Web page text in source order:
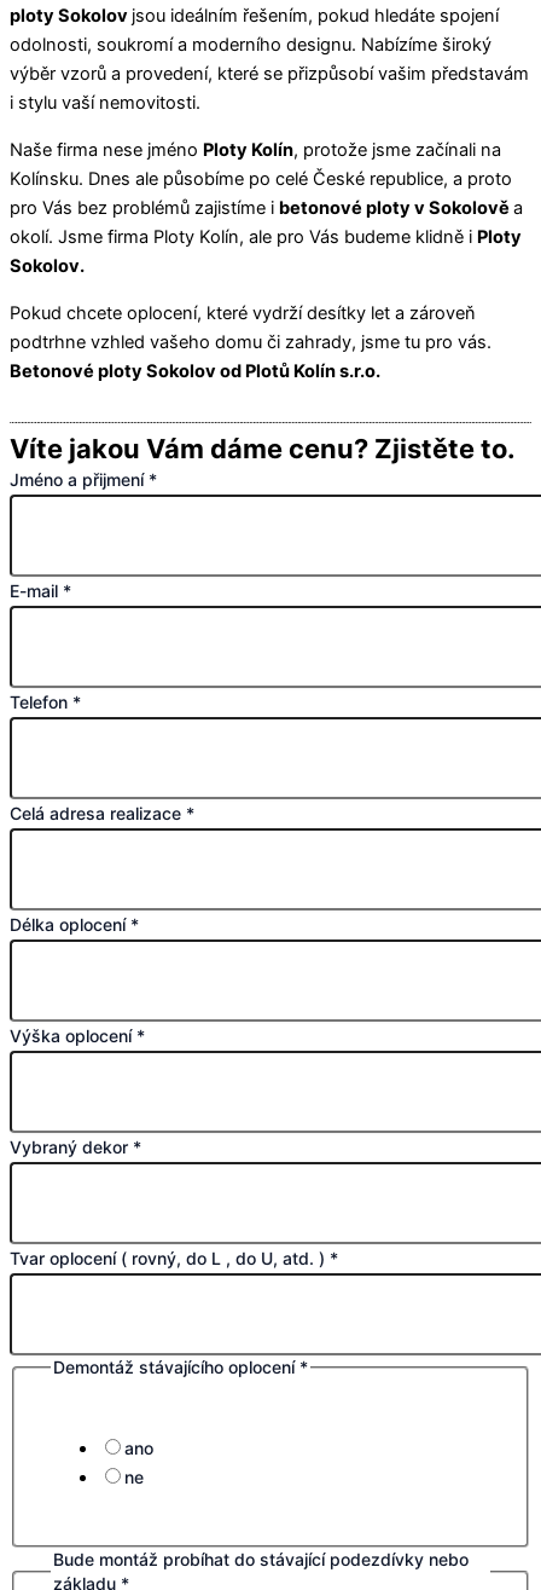
ploty Sokolov jsou ideálním řešením, pokud hledáte spojení
odolnosti, soukromí a moderního designu. Nabízíme široký
výběr vzorů a provedení, které se přizpůsobí vašim představám
i stylu vaší nemovitosti.
Naše firma nese jméno Ploty Kolín, protože jsme začínali na
Kolínsku. Dnes ale působíme po celé České republice, a proto
pro Vás bez problémů zajistíme i betonové ploty v Sokolově a
okolí. Jsme firma Ploty Kolín, ale pro Vás budeme klidně i Ploty
Sokolov.
Pokud chcete oplocení, které vydrží desítky let a zároveň
podtrhne vzhled vašeho domu či zahrady, jsme tu pro vás.
Betonové ploty Sokolov od Plotů Kolín s.r.o.
Víte jakou Vám dáme cenu? Zjistěte to.
Jméno a přijmení *
E-mail *
Telefon *
Celá adresa realizace *
Délka oplocení *
Výška oplocení *
Vybraný dekor *
Tvar oplocení ( rovný, do L , do U, atd. ) *
Demontáž stávajícího oplocení *
ano
ne
Bude montáž probíhat do stávající podezdívky nebo
základu *